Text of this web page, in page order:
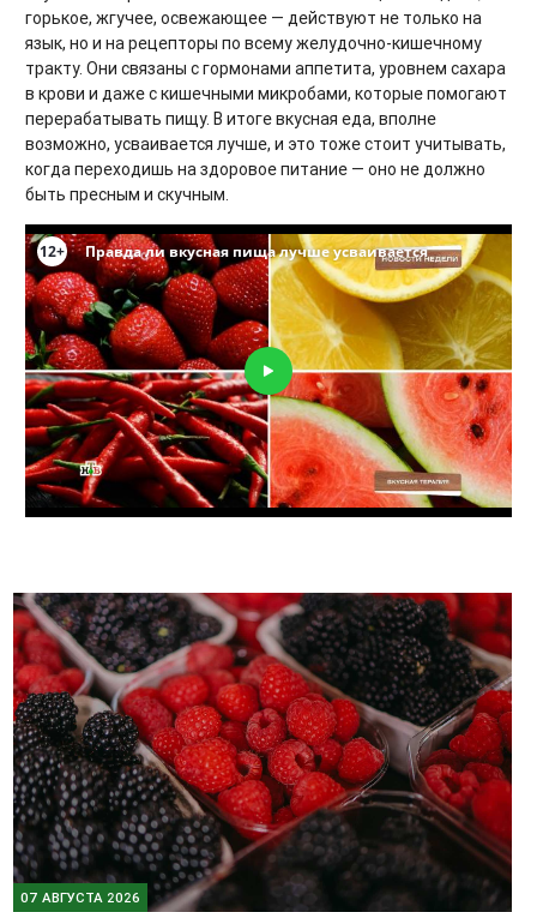
горькое, жгучее, освежающее — действуют не только на
язык, но и на рецепторы по всему желудочно-кишечному
тракту. Они связаны с гормонами аппетита, уровнем сахара
в крови и даже с кишечными микробами, которые помогают
перерабатывать пищу. В итоге вкусная еда, вполне
возможно, усваивается лучше, и это тоже стоит учитывать,
когда переходишь на здоровое питание — оно не должно
быть пресным и скучным.
07 АВГУСТА 2026